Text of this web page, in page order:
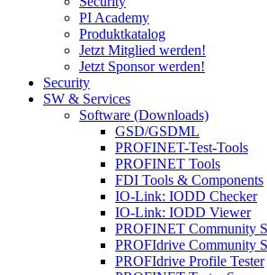
PI Academy
Produktkatalog
Jetzt Mitglied werden!
Jetzt Sponsor werden!
Security
SW & Services
Software (Downloads)
GSD/GSDML
PROFINET-Test-Tools
PROFINET Tools
FDI Tools & Components
IO-Link: IODD Checker
IO-Link: IODD Viewer
PROFINET Community
PROFIdrive Community
PROFIdrive Profile Tester